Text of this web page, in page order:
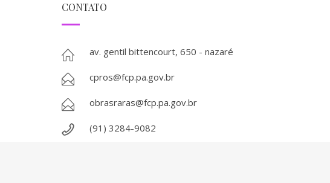
CONTATO
av. gentil bittencourt, 650 - nazaré
cpros@fcp.pa.gov.br
obrasraras@fcp.pa.gov.br
(91) 3284-9082